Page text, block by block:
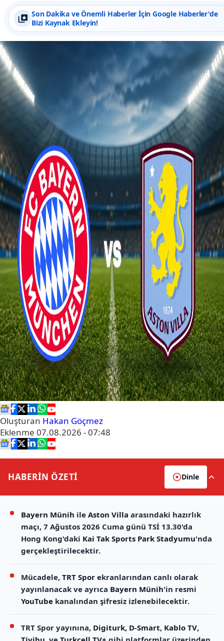
Son Dakika ve Önemli Haberler İçin Google Haberler'de
Bizi Kaynak Ekleyin!
Oluşturan Hakan Göçmez
Eklenme 07.08.2026 - 07:48
HABERİN ÖZETİ Dinle
Bayern Münih ile Aston Villa arasındaki hazırlık
maçı, 7 Ağustos 2026 Cuma günü TSİ 13.30'da
Hong Kong'daki Kai Tak Sports Park Stadyumu'nda
gerçekleştirilecektir.
Mücadele, TRT Spor ekranlarından canlı olarak
yayınlanacak ve ayrıca Bayern Münih'in resmi
YouTube kanalından şifresiz izlenebilecektir.
TRT Spor yayınına, Digiturk, D-Smart, Kablo TV,